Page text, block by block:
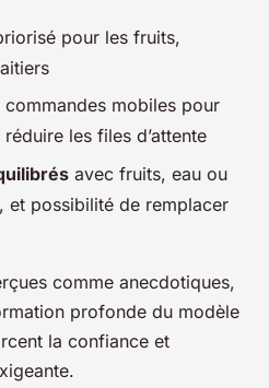
pour les fruits,
commandes mobiles pour
les files d’attente
avec fruits, eau ou
et possibilité de remplacer
comme anecdotiques,
profonde du modèle
la confiance et